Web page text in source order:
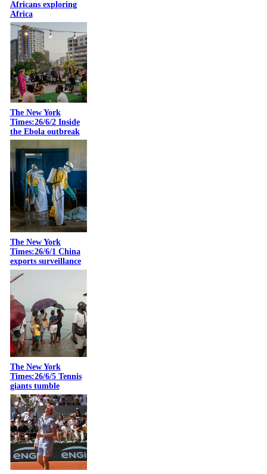
Africans exploring
Africa
The New York
Times:26/6/2 Inside
the Ebola outbreak
The New York
Times:26/6/1 China
exports surveillance
The New York
Times:26/6/5 Tennis
giants tumble